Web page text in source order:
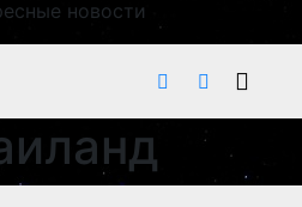
новости